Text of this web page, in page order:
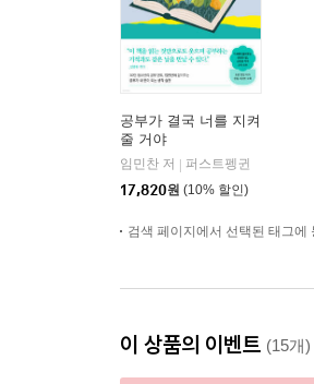
공부가 결국 너를 지켜
줄 거야
임민찬 저
퍼스트펭귄
17,820원 (10% 할인)
검색 페이지에서 선택된 태그
이 상품의 이벤트 (15개)